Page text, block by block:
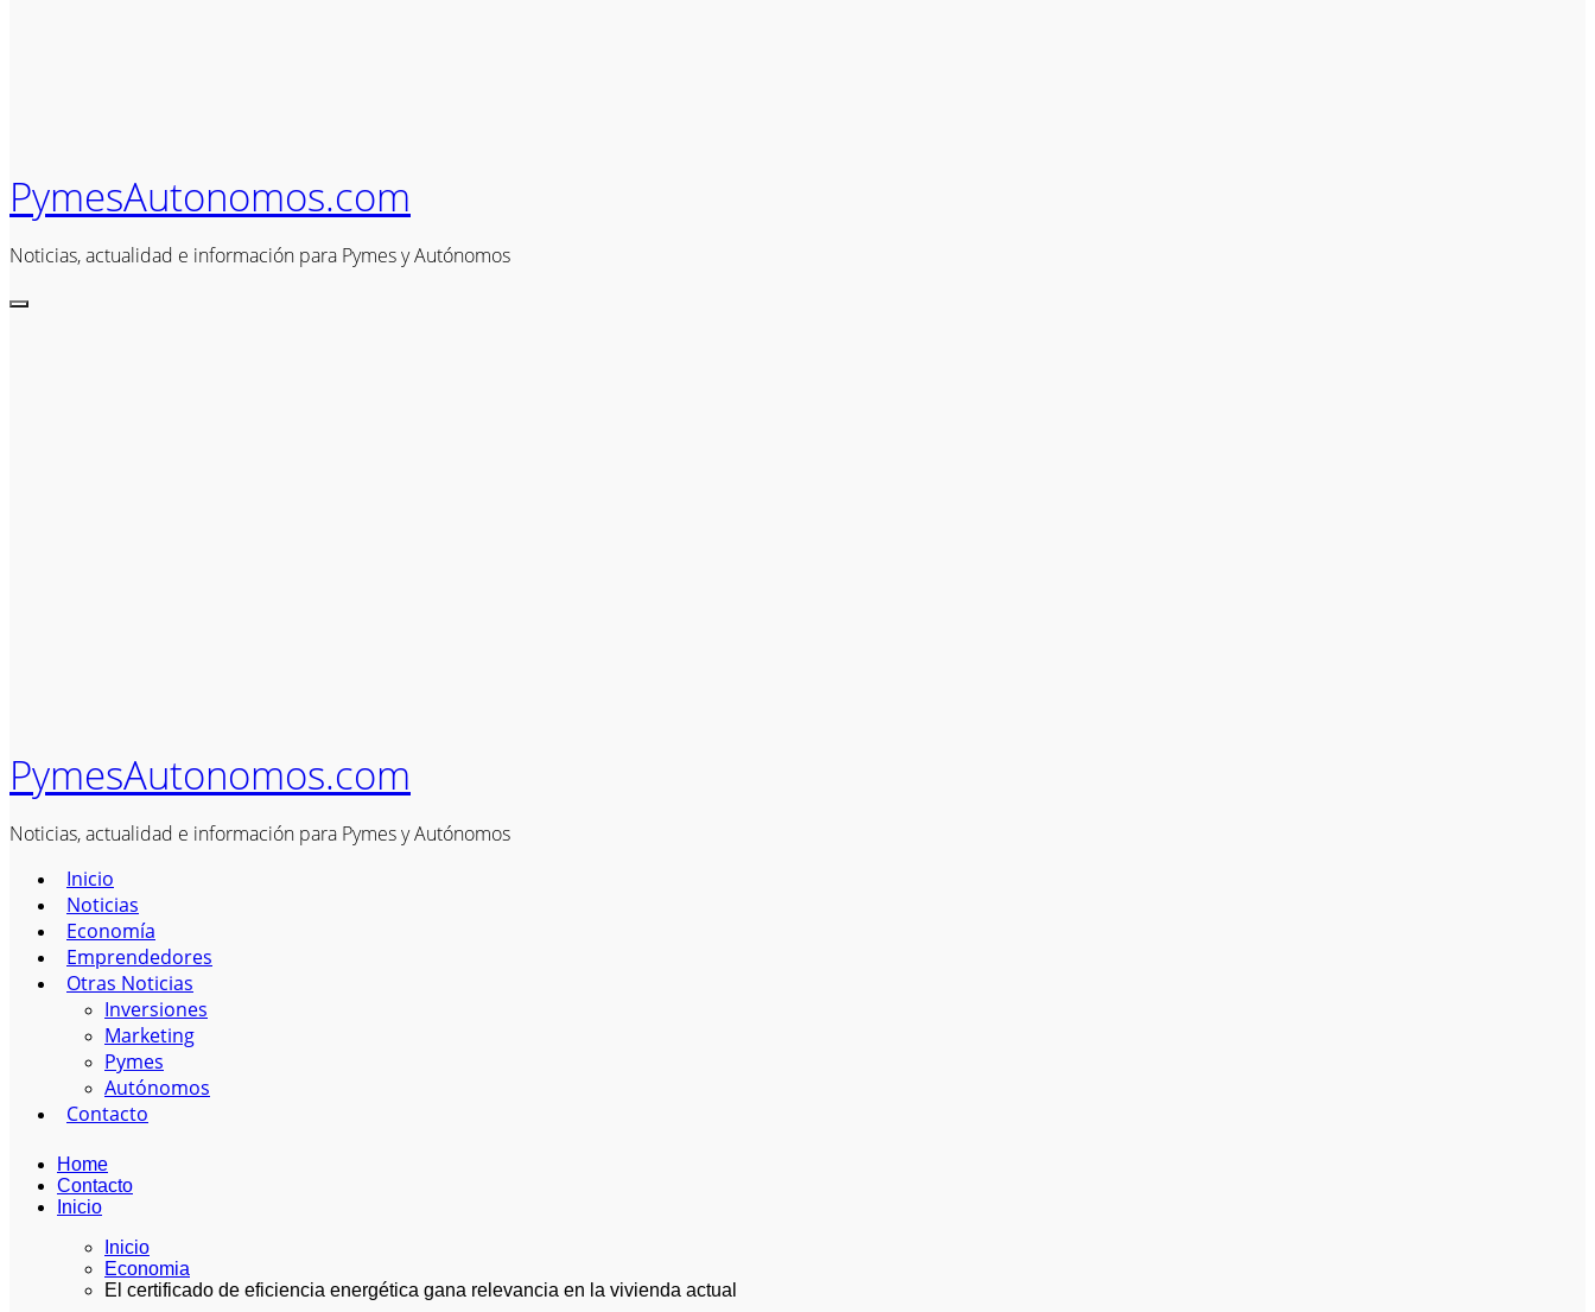
PymesAutonomos.com
Noticias, actualidad e información para Pymes y Autónomos
PymesAutonomos.com
Noticias, actualidad e información para Pymes y Autónomos
Inicio
Noticias
Economía
Emprendedores
Otras Noticias
Inversiones
Marketing
Pymes
Autónomos
Contacto
Home
Contacto
Inicio
Inicio
Economia
El certificado de eficiencia energética gana relevancia en la vivienda actual